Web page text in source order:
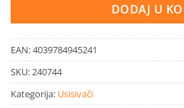
DODAJ U
EAN:4039784945241
SKU:240744
Kategorija: Usisivači